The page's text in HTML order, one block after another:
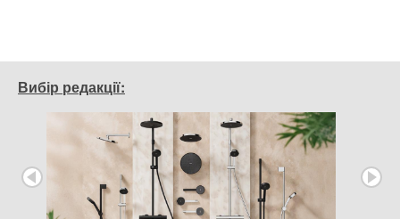
Вибір редакції: